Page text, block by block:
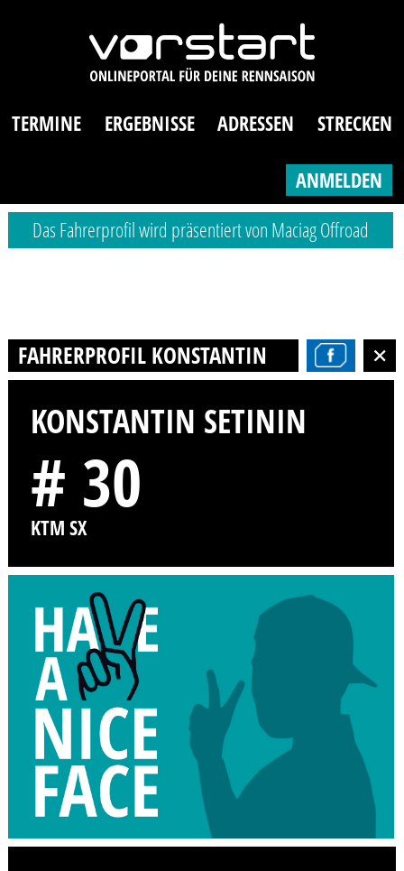
TERMINE ERGEBNISSE ADRESSEN STRECKEN
ANMELDEN
Das Fahrerprofil wird präsentiert von Maciag Offroad
FAHRERPROFIL KONSTANTIN SETININ
KONSTANTIN SETININ
# 30
KTM SX